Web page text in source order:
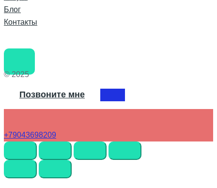
Блог
Контакты
© 2025
Позвоните мне
+79043698209